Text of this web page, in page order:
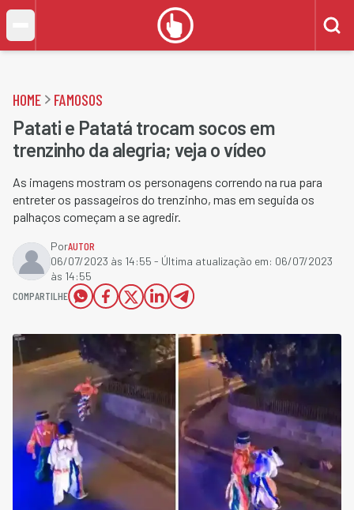
HOME FAMOSOS
Patati e Patatá trocam socos em
trenzinho da alegria; veja o vídeo
As imagens mostram os personagens correndo na rua para
entreter os passageiros do trenzinho, mas em seguida os
palhaços começam a se agredir.
PorAUTOR
06/07/2023 às 14:55 - Última atualização em: 06/07/2023
às 14:55
COMPARTILHE